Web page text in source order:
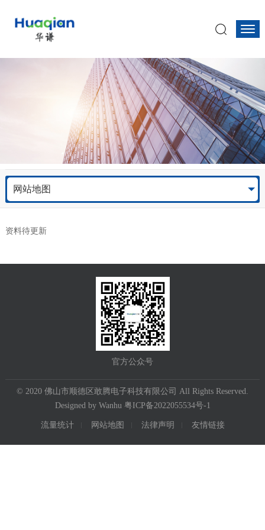
网站地图
资料待更新
官方公众号
© 2020 佛山市顺德区敢腾电子科技有限公司 All Rights Reserved.
Designed by Wanhu 粤ICP备2022055534号-1
流量统计 网站地图 法律声明 友情链接